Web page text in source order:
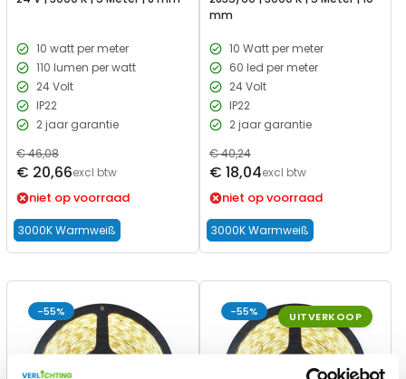
10 watt per meter
110 lumen per watt
24 Volt
IP22
2 jaar garantie
Verkaufspreis
Regulärer
Preis
€ 46,08
€ 20,66excl btw
niet op voorraad
3000K Warmweiß
mm
10 Watt per meter
60 led per meter
24 Volt
IP22
2 jaar garantie
Verkaufspreis
Regulärer
Preis
€ 40,24
€ 18,04excl btw
niet op voorraad
3000K Warmweiß
-55% UITVERKOOP
-55%